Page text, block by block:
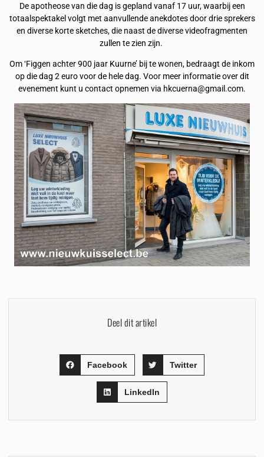
De apotheose van die dag is gepland vanaf 17 uur, waarbij een
totaalspektakel volgt met aanvullende anekdotes door drie sprekers
en diverse korte sketches, die naast de diverse videofragmenten
zullen te zien zijn.
Om ‘Figgen achter 900 jaar Kuurne’ bij te wonen, bedraagt de inkom
op die dag 2 euro voor de hele dag. Voor meer informatie over dit
evenement kunt u contact opnemen via hkcuerna@gmail.com.
Deel dit artikel
Facebook Twitter
LinkedIn